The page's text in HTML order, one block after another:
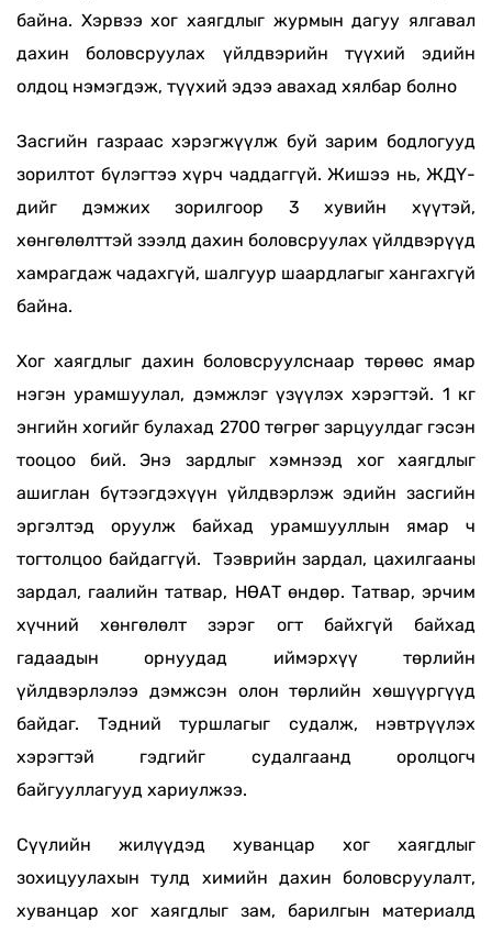
байна. Хэрвээ хог хаягдлыг журмын дагуу ялгавал
дахин боловсруулах үйлдвэрийн түүхий эдийн
олдоц нэмэгдэж, түүхий эдээ авахад хялбар болно
Засгийн газраас хэрэгжүүлж буй зарим бодлогууд
зорилтот бүлэгтээ хүрч чаддаггүй. Жишээ нь, ЖДҮ-
дийг дэмжих зорилгоор 3 хувийн хүүтэй,
хөнгөлөлттэй зээлд дахин боловсруулах үйлдвэрүүд
хамрагдаж чадахгүй, шалгуур шаардлагыг хангахгүй
байна.
Хог хаягдлыг дахин боловсруулснаар төрөөс ямар
нэгэн урамшуулал, дэмжлэг үзүүлэх хэрэгтэй. 1 кг
энгийн хогийг булахад 2700 төгрөг зарцуулдаг гэсэн
тооцоо бий. Энэ зардлыг хэмнээд хог хаягдлыг
ашиглан бүтээгдэхүүн үйлдвэрлэж эдийн засгийн
эргэлтэд оруулж байхад урамшууллын ямар ч
тогтолцоо байдаггүй. Тээврийн зардал, цахилгааны
зардал, гаалийн татвар, НӨАТ өндөр. Татвар, эрчим
хүчний хөнгөлөлт зэрэг огт байхгүй байхад
гадаадын орнуудад иймэрхүү төрлийн
үйлдвэрлэлээ дэмжсэн олон төрлийн хөшүүргүүд
байдаг. Тэдний туршлагыг судалж, нэвтрүүлэх
хэрэгтэй гэдгийг судалгаанд оролцогч
байгууллагууд хариулжээ.
Сүүлийн жилүүдэд хуванцар хог хаягдлыг
зохицуулахын тулд химийн дахин боловсруулалт,
хуванцар хог хаягдлыг зам, барилгын материалд